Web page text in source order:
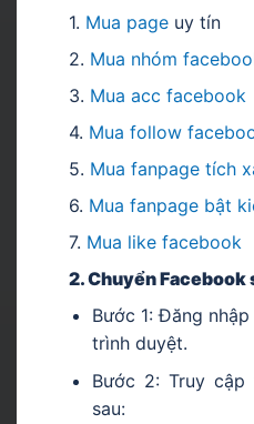
1. Mua page uy tín
2. Mua nhóm
3. Mua acc facebook
4. Mua follow
5. Mua fanpage tích
6. Mua fanpage bật
7. Mua like facebook
2. Chuyển Facebook
Bước 1: Đăng
trình duyệt.
Bước 2: Truy
sau: